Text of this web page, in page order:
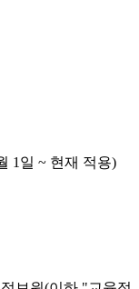
1일 ~ 현재 적용)